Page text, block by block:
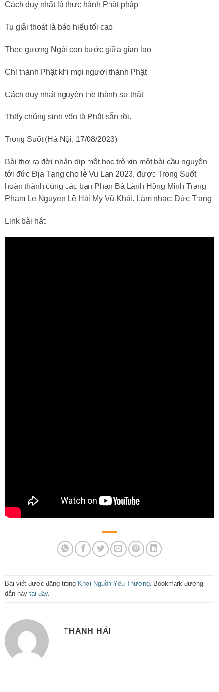
Cách duy nhất là thực hành Phật pháp
Tu giải thoát là báo hiếu tối cao
Theo gương Ngài con bước giữa gian lao
Chỉ thành Phật khi mọi người thành Phật
Cách duy nhất nguyện thề thành sự thật
Thấy chúng sinh vốn là Phật sẵn rồi.
Trong Suốt (Hà Nội, 17/08/2023)
Bài thơ ra đời nhân dịp một học trò xin một bài cầu nguyện
tới đức Địa Tạng cho lễ Vu Lan 2023, được Trong Suốt
hoàn thành cùng các bạn Phan Bá Lành Hồng Minh Trang
Pham Le Nguyen Lê Hải My Vũ Khải. Làm nhạc: Đức Trang
Link bài hát:
Bài viết được đăng trong Khơi Nguồn Yêu Thương . Bookmark đường
dẫn này tại đây.
THANH HẢI